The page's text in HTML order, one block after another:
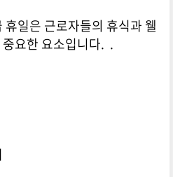
일은 근로자들의 휴식과 웰
요한 요소입니다. .